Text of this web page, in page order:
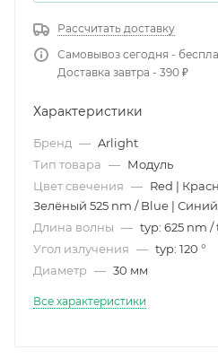
Рассчитать доставку
Самовывоз сегодня -
Доставка завтра - 390 ₽
Характеристики
Бренд — Arlight
Тип товара — Модуль
Цвет свечения — Red |
Зелёный 525 nm / Blue |
Длина волны — typ: 625 nm /
Угол излучения — typ: 120 °
Диаметр — 30 мм
Все характеристики